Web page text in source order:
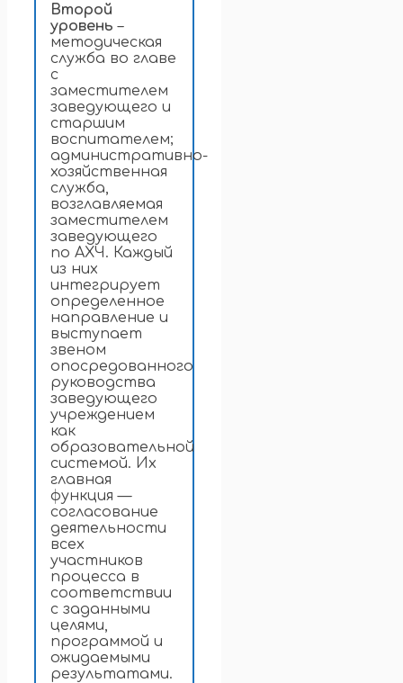
Второй
уровень –
методическая
служба во главе
с
заместителем
заведующего и
старшим
воспитателем;
административно-
хозяйственная
служба,
возглавляемая
заместителем
заведующего
по АХЧ. Каждый
из них
интегрирует
определенное
направление и
выступает
звеном
опосредованного
руководства
заведующего
учреждением
как
образовательной
системой. Их
главная
функция —
согласование
деятельности
всех
участников
процесса в
соответствии
с заданными
целями,
программой и
ожидаемыми
результатами.